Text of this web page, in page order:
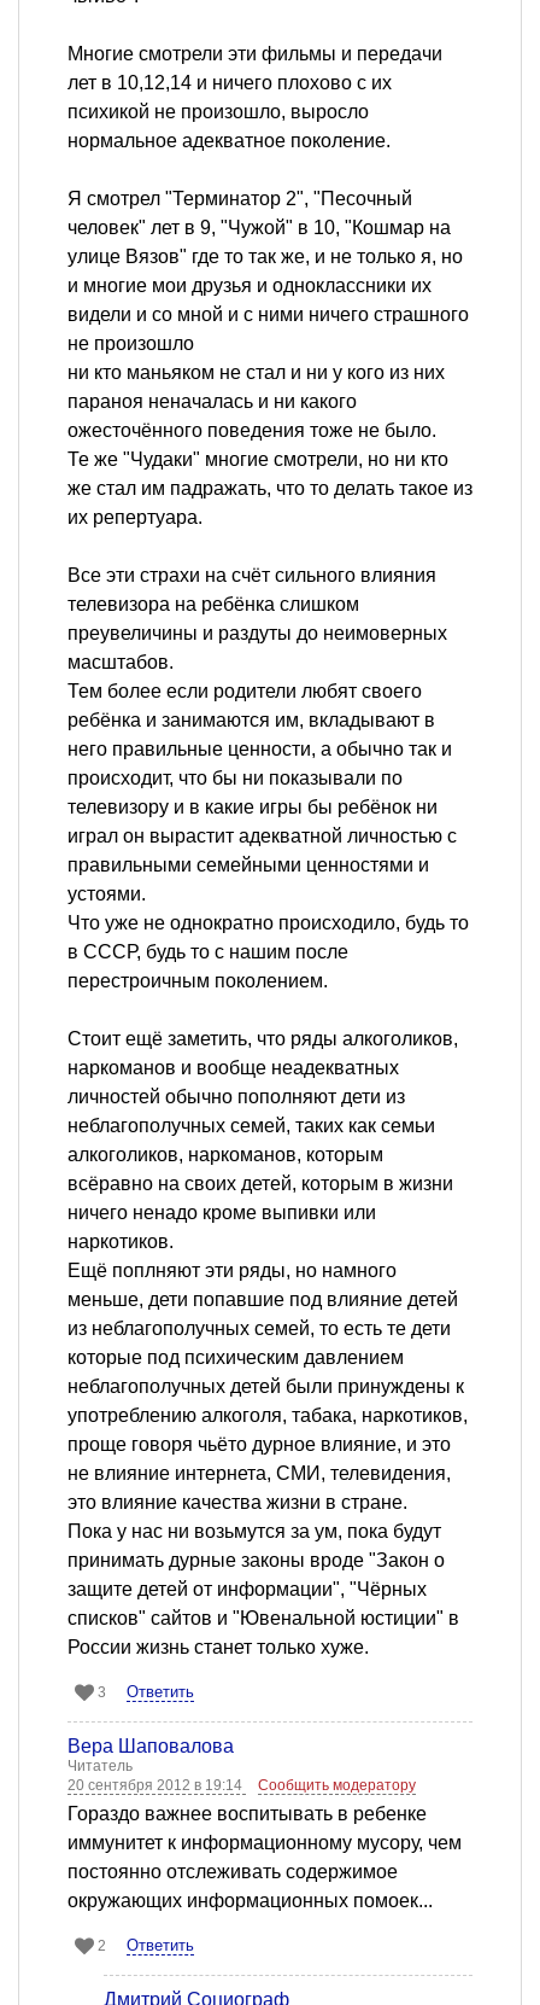
Многие смотрели эти фильмы и передачи
лет в 10,12,14 и ничего плохово с их
психикой не произошло, выросло
нормальное адекватное поколение.
Я смотрел "Терминатор 2", "Песочный
человек" лет в 9, "Чужой" в 10, "Кошмар на
улице Вязов" где то так же, и не только я, но
и многие мои друзья и одноклассники их
видели и со мной и с ними ничего страшного
не произошло
ни кто маньяком не стал и ни у кого из них
параноя неначалась и ни какого
ожесточённого поведения тоже не было.
Те же "Чудаки" многие смотрели, но ни кто
же стал им падражать, что то делать такое из
их репертуара.
Все эти страхи на счёт сильного влияния
телевизора на ребёнка слишком
преувеличины и раздуты до неимоверных
масштабов.
Тем более если родители любят своего
ребёнка и занимаются им, вкладывают в
него правильные ценности, а обычно так и
происходит, что бы ни показывали по
телевизору и в какие игры бы ребёнок ни
играл он вырастит адекватной личностью с
правильными семейными ценностями и
устоями.
Что уже не однократно происходило, будь то
в СССР, будь то с нашим после
перестроичным поколением.
Стоит ещё заметить, что ряды алкоголиков,
наркоманов и вообще неадекватных
личностей обычно пополняют дети из
неблагополучных семей, таких как семьи
алкоголиков, наркоманов, которым
всёравно на своих детей, которым в жизни
ничего ненадо кроме выпивки или
наркотиков.
Ещё поплняют эти ряды, но намного
меньше, дети попавшие под влияние детей
из неблагополучных семей, то есть те дети
которые под психическим давлением
неблагополучных детей были принуждены к
употреблению алкоголя, табака, наркотиков,
проще говоря чьёто дурное влияние, и это
не влияние интернета, СМИ, телевидения,
это влияние качества жизни в стране.
Пока у нас ни возьмутся за ум, пока будут
принимать дурные законы вроде "Закон о
защите детей от информации", "Чёрных
списков" сайтов и "Ювенальной юстиции" в
России жизнь станет только хуже.
3 Ответить
Вера Шаповалова
Читатель
20 сентября 2012 в 19:14
Сообщить модератору
Гораздо важнее воспитывать в ребенке
иммунитет к информационному мусору, чем
постоянно отслеживать содержимое
окружающих информационных помоек...
2 Ответить
Дмитрий Социограф